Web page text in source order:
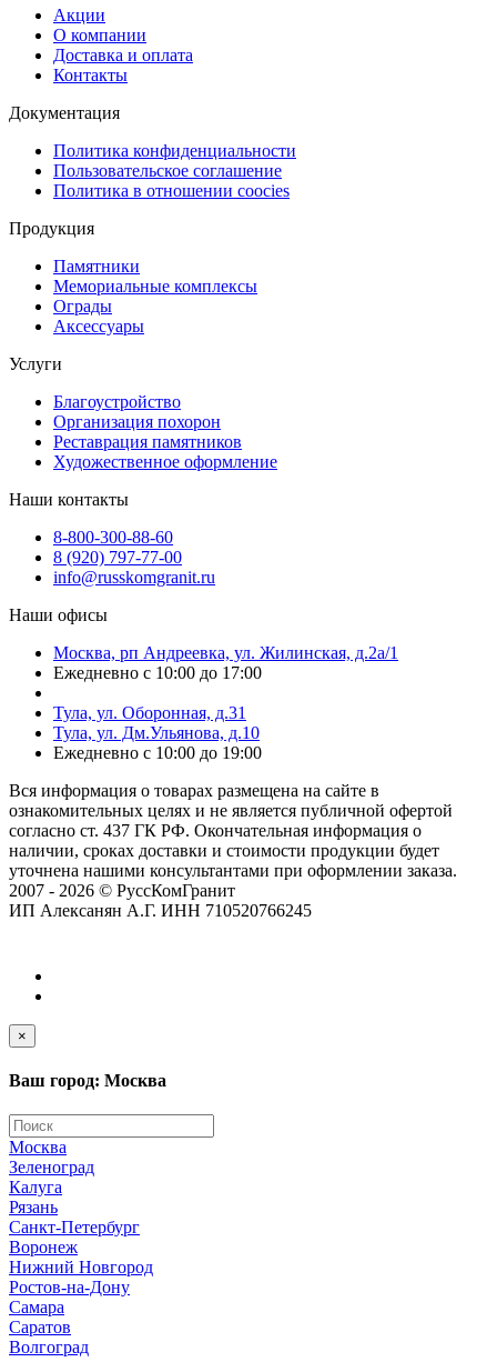
Акции
О компании
Доставка и оплата
Контакты
Документация
Политика конфиденциальности
Пользовательское соглашение
Политика в отношении coocies
Продукция
Памятники
Мемориальные комплексы
Ограды
Аксессуары
Услуги
Благоустройство
Организация похорон
Реставрация памятников
Художественное оформление
Наши контакты
8-800-300-88-60
8 (920) 797-77-00
info@russkomgranit.ru
Наши офисы
Москва, рп Андреевка, ул. Жилинская, д.2а/1
Ежедневно с 10:00 до 17:00
Тула, ул. Оборонная, д.31
Тула, ул. Дм.Ульянова, д.10
Ежедневно с 10:00 до 19:00
Вся информация о товарах размещена на сайте в
ознакомительных целях и не является публичной офертой
согласно ст. 437 ГК РФ. Окончательная информация о
наличии, сроках доставки и стоимости продукции будет
уточнена нашими консультантами при оформлении заказа.
2007 - 2026 © РуссКомГранит
ИП Алексанян А.Г. ИНН 710520766245
×
Ваш город: Москва
Москва
Зеленоград
Калуга
Рязань
Санкт-Петербург
Воронеж
Нижний Новгород
Ростов-на-Дону
Самара
Саратов
Волгоград